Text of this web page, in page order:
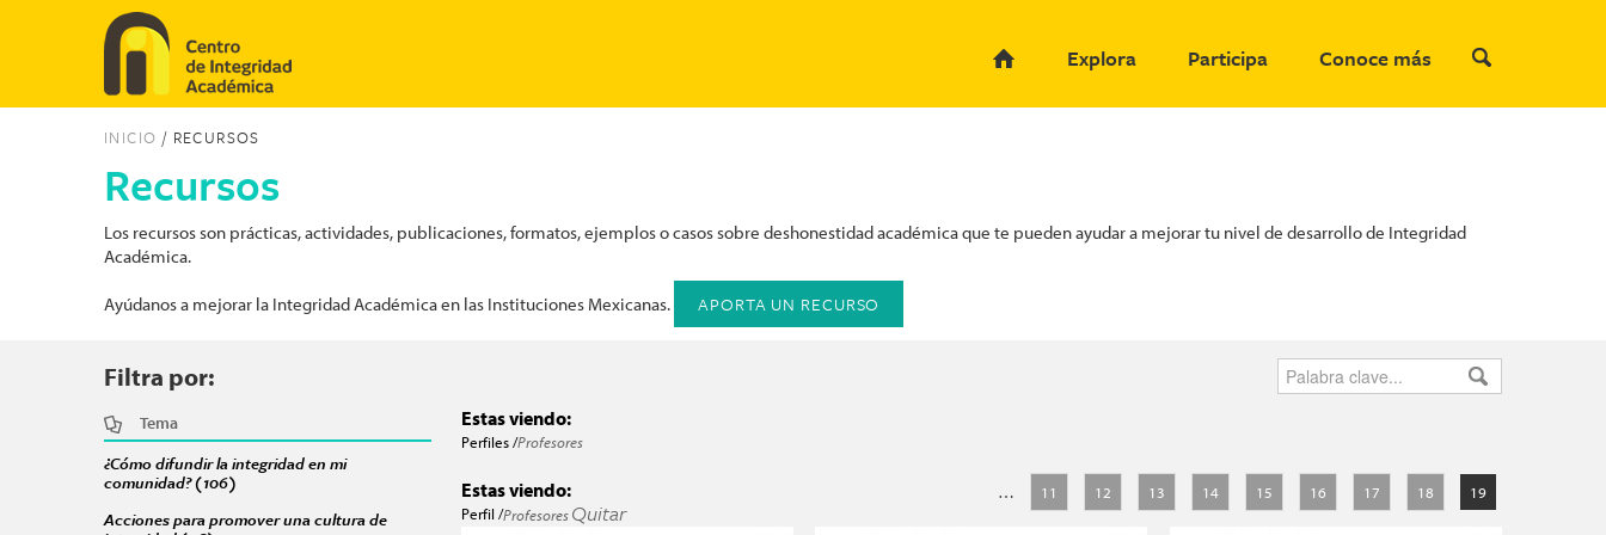
Pasar al contenido principal
Explora
Participa Conoce más
INICIO / RECURSOS
Recursos
Los recursos son prácticas, actividades, publicaciones, formatos, ejemplos o casos sobre deshonestidad académica que te pueden ayudar a mejorar tu nivel de desarrollo de Integridad
Académica.
Ayúdanos a mejorar la Integridad Académica en las Instituciones Mexicanas. APORTA UN RECURSO
Filtra por:
Tema
¿Cómo difundir la integridad en mi
comunidad? (106) Apply ¿Cómo difundir la integridad en mi comunidad? filter
Acciones para promover una cultura de
Estas viendo:
Perfiles /Profesores
Estas viendo:
Perfil /ProfesoresQuitar
… 11 12 13 14 15 16 17 18 19